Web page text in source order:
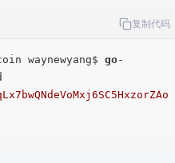
复制代码
waynewyang$ go-